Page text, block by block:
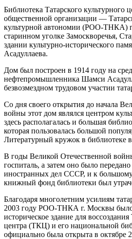
Библиотека Татарского культурного
общественной организации —
культурной автономии (РОО-ТНКА)
старинном уголке Замоскворечья,
здании культурно-исторического
Асадуллаева.
Дом был построен в 1914 году на
нефтепромышленника Шамси
безвозмездном трудовом участии
Со дня своего открытия до начала
войны этот дом являлся центром
здесь располагалась и большая
которая пользовалась большой
Литературный кружок в библиотеке
В годы Великой Отечественной
госпиталь, а затем оно было
иностранных дел СССР, и к
книжный фонд библиотеки был
Благодаря многолетним усилиям
2003 году РОО-ТНКА г. Москвы было
историческое здание для
центра (ТКЦ) и его национальной
официально была открыта в октябре